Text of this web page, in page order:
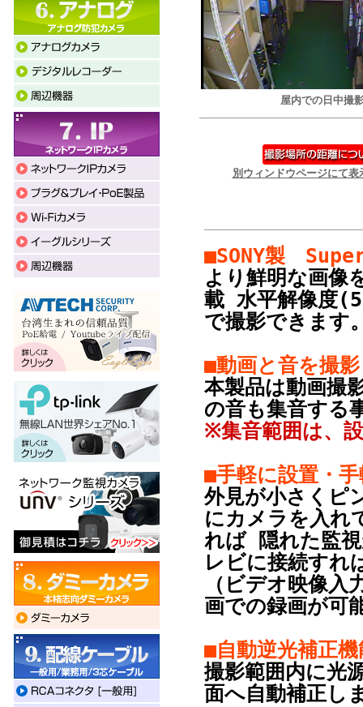
屋内での日中撮
別ウィンドウページにて表
■SONY製
より鮮明な画像
載 水平解像度
で撮影できます
■動画と音を撮影
本製品は動画撮
の音も集音する
※集音範囲は、
■手軽に設置・
外見が小さくピ
にカメラを入れ
れば 隠れた監
レビに接続すれ
（ビデオ映像
画での録画が可
■自動逆光補正
撮影範囲内に光
面へ自動補正し